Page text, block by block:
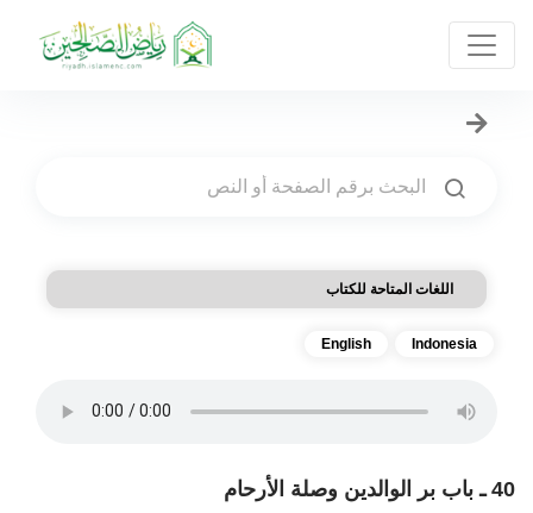
اللغات المتاحة للكتاب
Indonesia
English
40 ـ باب بر الوالدين وصلة الأرحام